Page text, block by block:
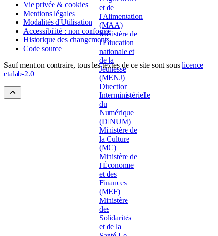
Vie privée & cookies
Mentions légales
Modalités d'Utilisation
Accessibilité : non conforme
Historique des changements
Code source
Sauf mention contraire, tous les textes de ce site sont sous licence
etalab-2.0